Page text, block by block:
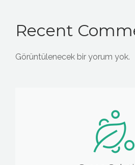
Recent
Görüntülenecek bir yorum yok.